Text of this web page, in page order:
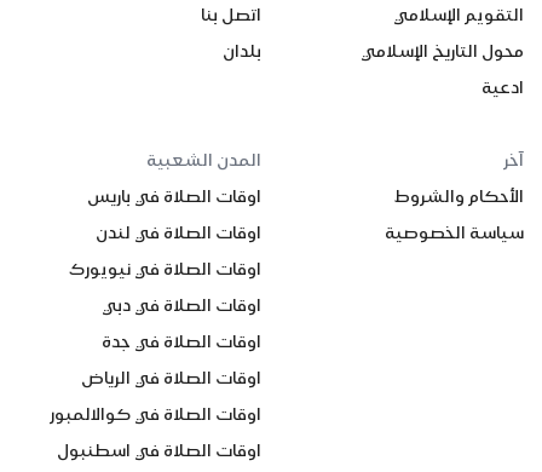
التقويم الإسلامي
محول التاريخ الإسلامي
ادعية
اتصل بنا
بلدان
آخر
الأحكام والشروط
سياسة الخصوصية
المدن الشعبية
اوقات الصلاة في باريس
اوقات الصلاة في لندن
اوقات الصلاة في نيويورك
اوقات الصلاة في دبي
اوقات الصلاة في جدة
اوقات الصلاة في الرياض
اوقات الصلاة في كوالالمبور
اوقات الصلاة في اسطنبول